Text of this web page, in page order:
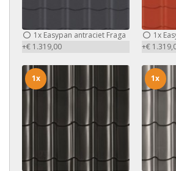
1x Easypan antraciet Fraga
+€ 1.319,00
1x
+€
1x 1x